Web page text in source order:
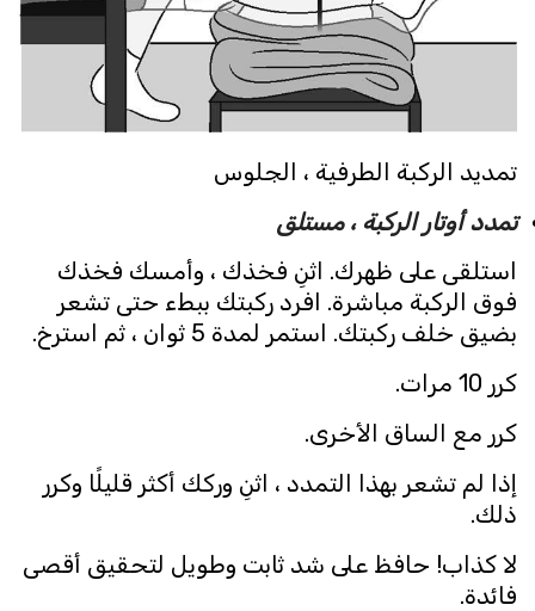
تمديد الركبة الطرفية ، الجلوس
تمدد أوتار الركبة ، مستلق
استلقى على ظهرك. اثنِ فخذك ، وأمسك فخذك
فوق الركبة مباشرة. افرد ركبتك ببطء حتى تشعر
بضيق خلف ركبتك. استمر لمدة 5 ثوان ، ثم استرخ.
كرر 10 مرات.
كرر مع الساق الأخرى.
إذا لم تشعر بهذا التمدد ، اثنِ وركك أكثر قليلًا وكرر
ذلك.
لا كذاب! حافظ على شد ثابت وطويل لتحقيق أقصى
فائدة.